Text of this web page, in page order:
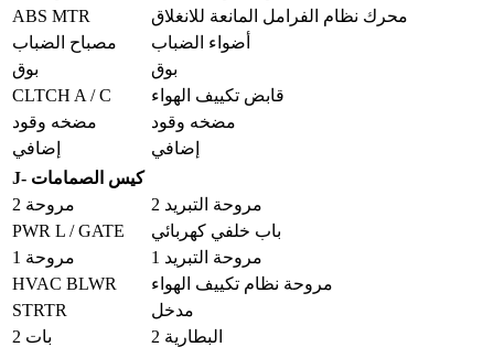
ABS MTR
محرك نظام الفرامل المانعة للانغلاق
مصباح الضباب
أضواء الضباب
بوق
بوق
CLTCH A / C
قابض تكييف الهواء
مضخه وقود
مضخه وقود
إضافي
إضافي
J- كيس الصمامات
مروحة 2
مروحة التبريد 2
PWR L / GATE
باب خلفي كهربائي
مروحة 1
مروحة التبريد 1
HVAC BLWR
مروحة نظام تكييف الهواء
STRTR
مدخل
بات 2
البطارية 2